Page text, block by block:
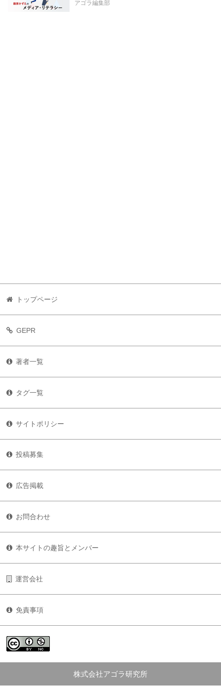
アゴラ編集部
トップページ
GEPR
著者一覧
タグ一覧
サイトポリシー
投稿募集
広告掲載
お問合わせ
本サイトの趣旨とメンバー
運営会社
免責事項
株式会社アゴラ研究所